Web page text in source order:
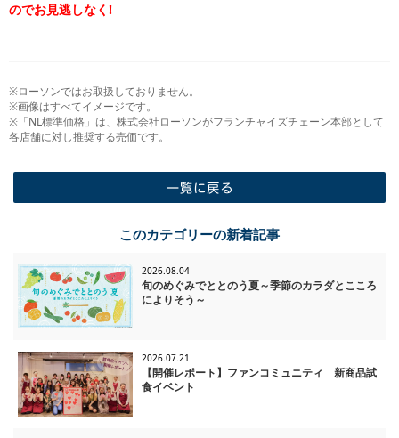
のでお見逃しなく!
※ローソンではお取扱しておりません。
※画像はすべてイメージです。
※「NL標準価格」は、株式会社ローソンがフランチャイズチェーン本部として
各店舗に対し推奨する売価です。
このカテゴリーの新着記事
2026.08.04
旬のめぐみでととのう夏～季節のカラダとこころ
によりそう～
2026.07.21
【開催レポート】ファンコミュニティ 新商品試
食イベント